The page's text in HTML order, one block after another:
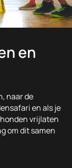
en
naar de
en als je
vrijlaten
om dit samen